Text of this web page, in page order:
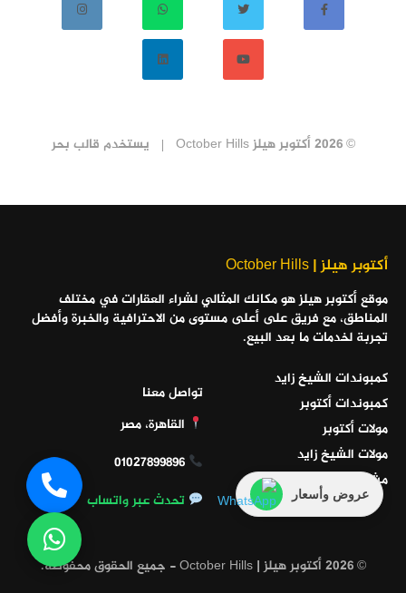
عروض وأسعار
© 2026 أكتوبر هيلز October Hills يستخدم قالب بحر
أكتوبر هيلز | October Hills
موقع أكتوبر هيلز هو مكانك المثالي لشراء العقارات في مختلف
المناطق، مع فريق على أعلى مستوى من الاحترافية والخبرة وأفضل
تجربة لخدمات ما بعد البيع.
كمبوندات الشيخ زايد
كمبوندات أكتوبر
مولات أكتوبر
مولات الشيخ زايد
مشاريع الساحل الشمالي
تواصل معنا
القاهرة، مصر
01027899896
تحدث عبر واتساب
© 2026 أكتوبر هيلز | October Hills - جميع الحقوق محفوظة.